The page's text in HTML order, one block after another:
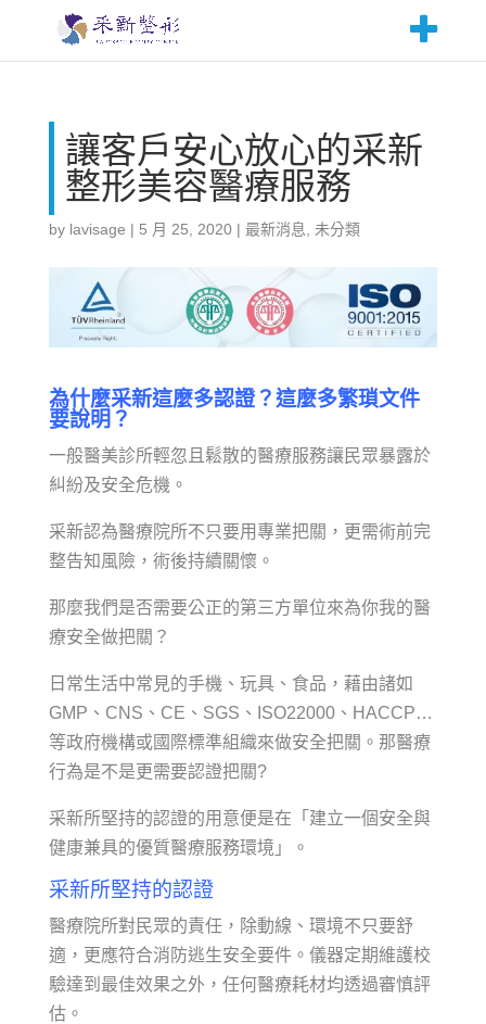
讓客戶安心放心的采新
整形美容醫療服務
by lavisage | 5 月 25, 2020| 最新消息 未分類
為什麼采新這麼多認證？這麼多繁瑣文件
要說明？
一般醫美診所輕忽且鬆散的醫療服務讓民眾暴露於
糾紛及安全危機。
采新認為醫療院所不只要用專業把關，更需術前完
整告知風險，術後持續關懷。
那麼我們是否需要公正的第三方單位來為你我的醫
療安全做把關？
日常生活中常見的手機、玩具、食品，藉由諸如
GMP、CNS、CE、SGS、ISO22000、HACCP…
等政府機構或國際標準組織來做安全把關。那醫療
行為是不是更需要認證把關?
采新所堅持的認證的用意便是在「建立一個安全與
健康兼具的優質醫療服務環境」。
采新所堅持的認證
醫療院所對民眾的責任，除動線、環境不只要舒
適，更應符合消防逃生安全要件。儀器定期維護校
驗達到最佳效果之外，任何醫療耗材均透過審慎評
估。